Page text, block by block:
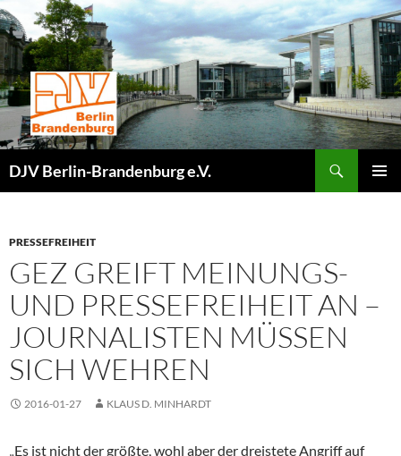
Zum
Inhalt
springen
DJV Berlin-Brandenburg e.V.
PRESSEFREIHEIT
GEZ GREIFT MEINUNGS-
UND PRESSEFREIHEIT AN –
JOURNALISTEN MÜSSEN
SICH WEHREN
2016-01-27 KLAUS D. MINHARDT
„Es ist nicht der größte, wohl aber der dreistete Angriff auf